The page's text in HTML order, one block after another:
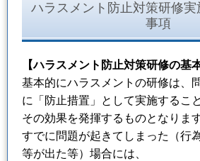
ハラスメント防止対策研修
事項
【ハラスメント防止対策研修の基
基本的にハラスメントの研修は、
に「防止措置」として実施するこ
その効果を発揮するものとなります
すでに問題が起きてしまった（行
等が出た等）場合には、